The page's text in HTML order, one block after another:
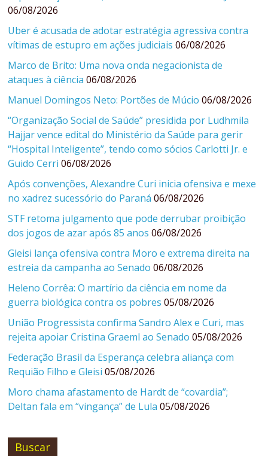
06/08/2026
Uber é acusada de adotar estratégia agressiva contra
vítimas de estupro em ações judiciais 06/08/2026
Marco de Brito: Uma nova onda negacionista de
ataques à ciência 06/08/2026
Manuel Domingos Neto: Portões de Múcio 06/08/2026
“Organização Social de Saúde” presidida por Ludhmila
Hajjar vence edital do Ministério da Saúde para gerir
“Hospital Inteligente”, tendo como sócios Carlotti Jr. e
Guido Cerri 06/08/2026
Após convenções, Alexandre Curi inicia ofensiva e mexe
no xadrez sucessório do Paraná 06/08/2026
STF retoma julgamento que pode derrubar proibição
dos jogos de azar após 85 anos 06/08/2026
Gleisi lança ofensiva contra Moro e extrema direita na
estreia da campanha ao Senado 06/08/2026
Heleno Corrêa: O martírio da ciência em nome da
guerra biológica contra os pobres 05/08/2026
União Progressista confirma Sandro Alex e Curi, mas
rejeita apoiar Cristina Graeml ao Senado 05/08/2026
Federação Brasil da Esperança celebra aliança com
Requião Filho e Gleisi 05/08/2026
Moro chama afastamento de Hardt de “covardia”;
Deltan fala em “vingança” de Lula 05/08/2026
Buscar